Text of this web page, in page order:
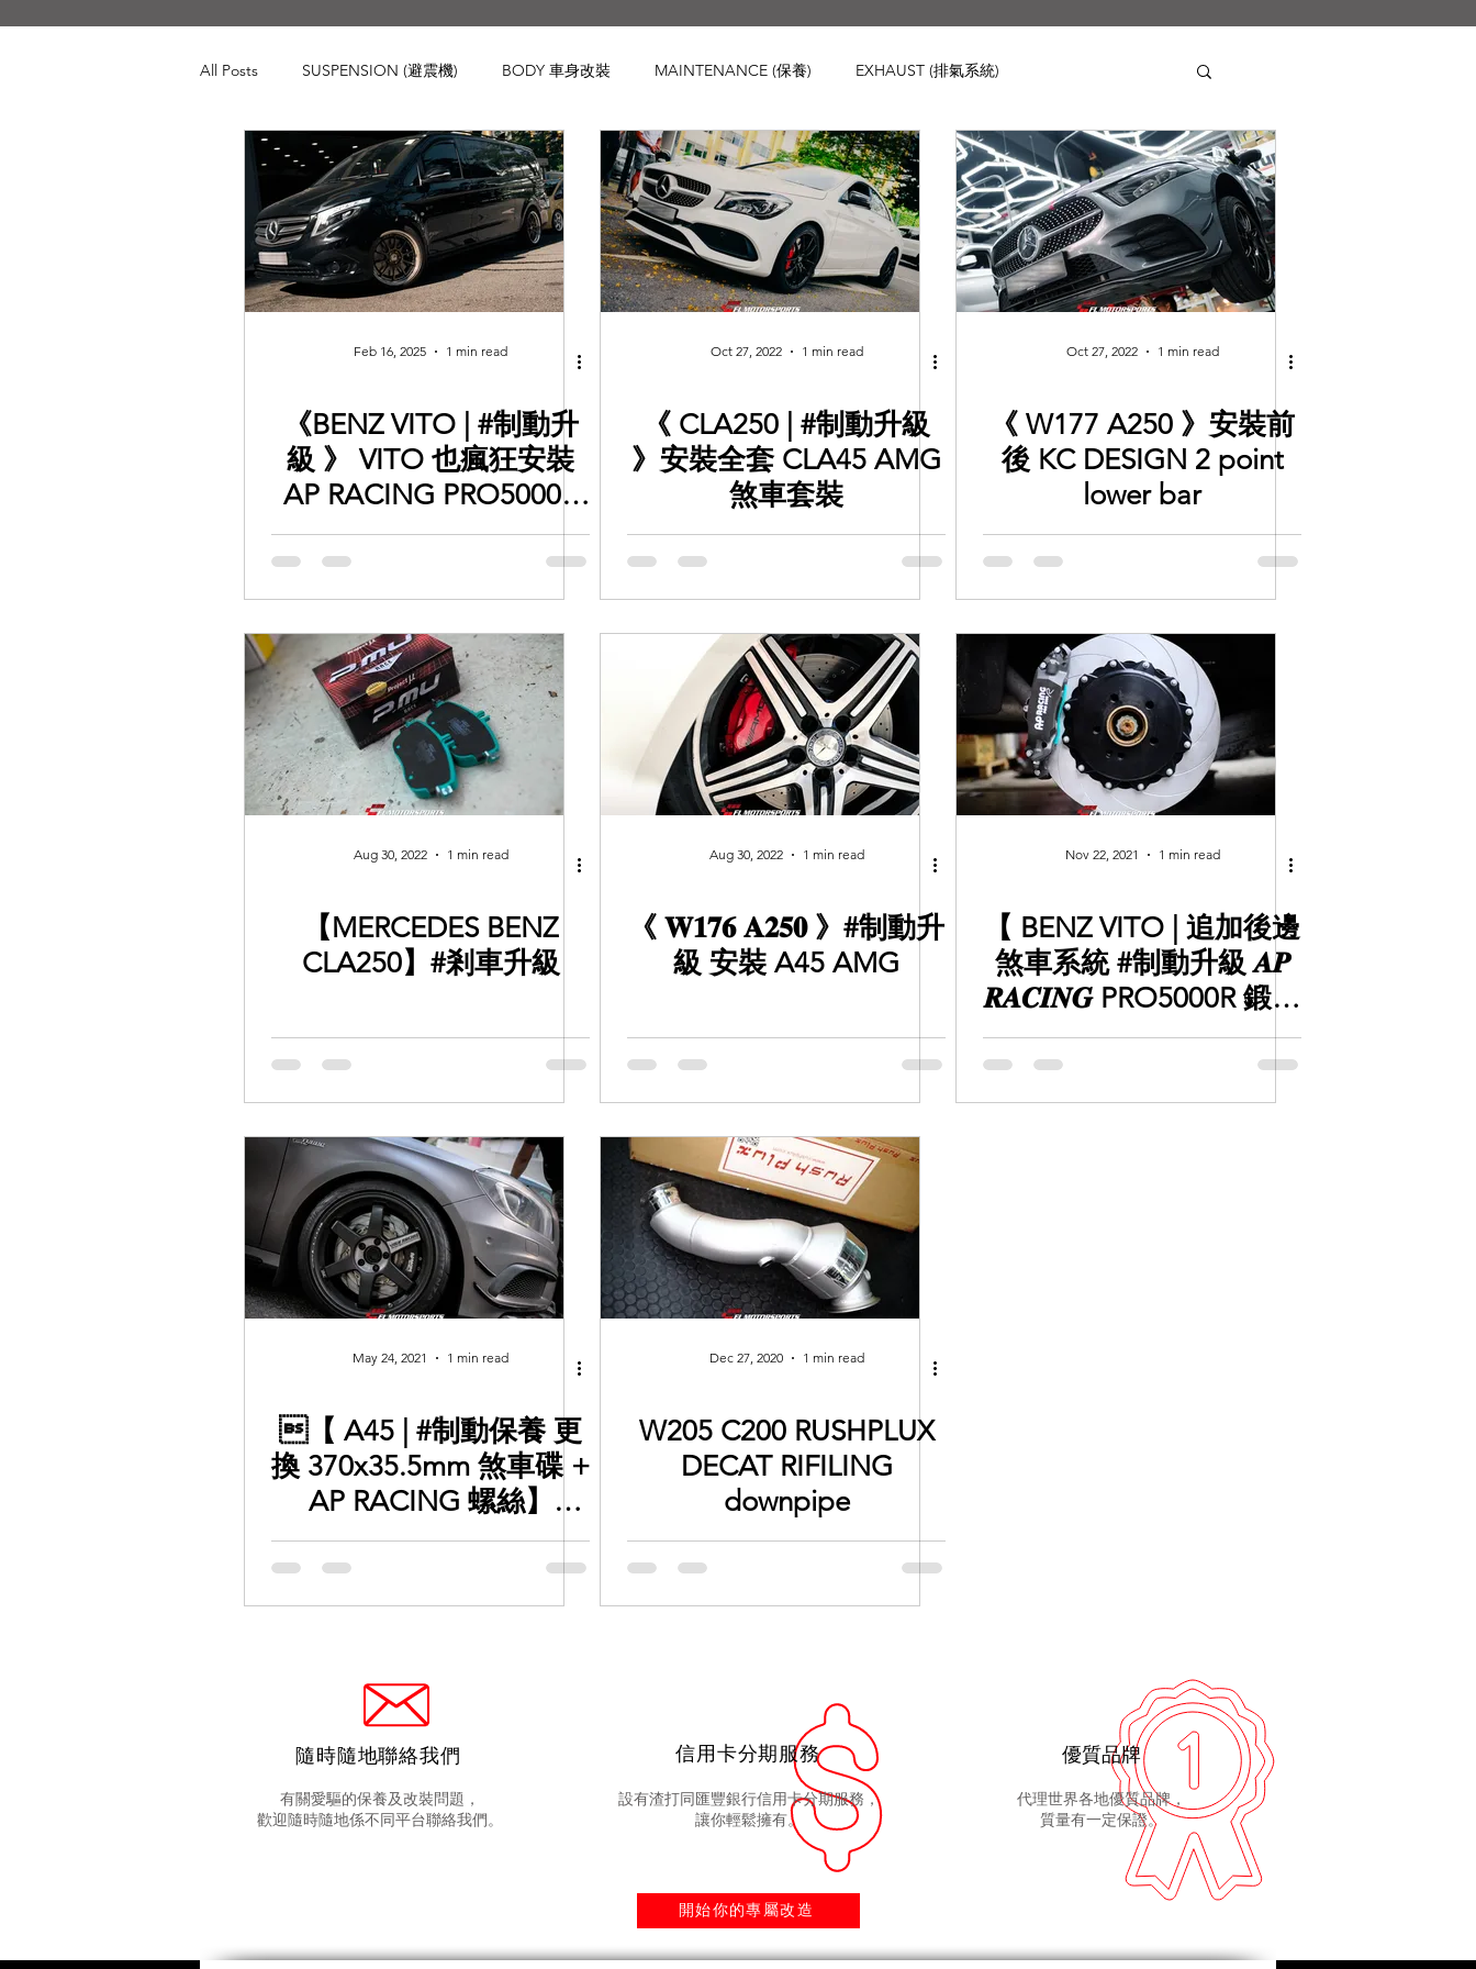
All Posts SUSPENSION (避震機) BODY 車身改裝 MAINTENANCE (保養) EXHAUST (排氣系統)
BRAKING (煞車系統) CHASSIS 車身強化 WHEELS 鈴 INTERIOR ENGINE ( 引擎 ) Mercedes-Benz
Audi BMW Toyota Honda Subaru Mini Maserati Hyundai Lexus Nissan Tesla
Feb 16, 2025 1 min read
《BENZ VITO | #制動升
級 》 VITO 也瘋狂安裝
AP RACING PRO5000R
前後剎車 ! 輕量化版本
對重量有要求嘅車主可以
考慮呢款
Oct 27, 2022 1 min read
《 CLA250 | #制動升級
》安裝全套 CLA45 AMG
煞車套裝
Oct 27, 2022 1 min read
《 W177 A250 》安裝前
後 KC DESIGN ￼2 point
lower bar
Aug 30, 2022 1 min read
【MERCEDES BENZ
CLA250】#剎車升級
Aug 30, 2022 1 min read
《 𝐖𝟏𝟕𝟔 𝐀𝟐𝟓𝟎 》#制動升
級 安裝 A45 AMG
Nov 22, 2021 1 min read
【 BENZ VITO | 追加後邊
煞車系統 #制動升級 𝑨𝑷
𝑹𝑨𝑪𝑰𝑵𝑮 PRO5000R 鍛造
鮑魚套餐 】
May 24, 2021 1 min read
【 A45 | #制動保養 更
換 370x35.5mm 煞車碟 +
AP RACING 螺絲】
👨🏻‍🔧 記住要定期檢查
剎車, 保持最佳狀態!
Dec 27, 2020 1 min read
W205 C200 RUSHPLUX
DECAT RIFILING
downpipe
隨時隨地聯絡我們
有關愛驅的保養及改裝問題，
歡迎隨時隨地係不同平台聯絡我們。
信用卡分期服務
設有渣打同匯豐銀行信用卡分期服務，
讓你輕鬆擁有。
優質品牌
代理世界各地優質品牌，
質量有一定保證。
開始你的專屬改造